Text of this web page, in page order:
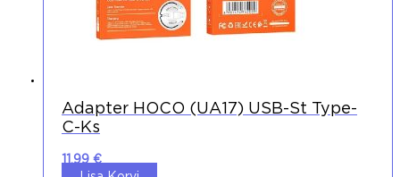
Adapter HOCO (UA17) USB-St Type-
C-Ks
11,99 €